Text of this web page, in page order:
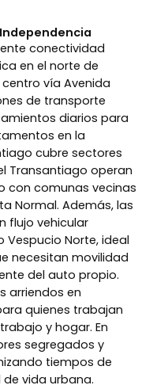
conectividad
en el norte de
vía Avenida
de transporte
diarios para
en la
cubre sectores
Transantiago operan
con comunas vecinas
Normal. Además, las
flujo vehicular
Norte, ideal
necesitan movilidad
del auto propio.
arriendos en
quienes trabajan
y hogar. En
segregados y
tiempos de
vida urbana.